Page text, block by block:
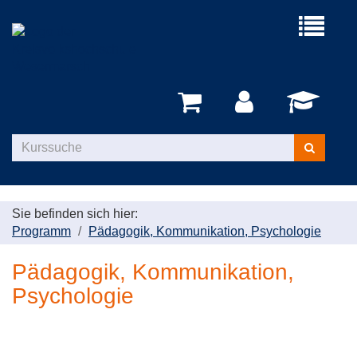
Menü
Kurse
suchen
Sie befinden sich hier:
Programm
Pädagogik, Kommunikation, Psychologie
Pädagogik, Kommunikation,
Psychologie